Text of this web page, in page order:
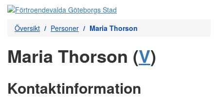
Översikt Personer Maria Thorson
Maria Thorson (V)
Kontaktinformation